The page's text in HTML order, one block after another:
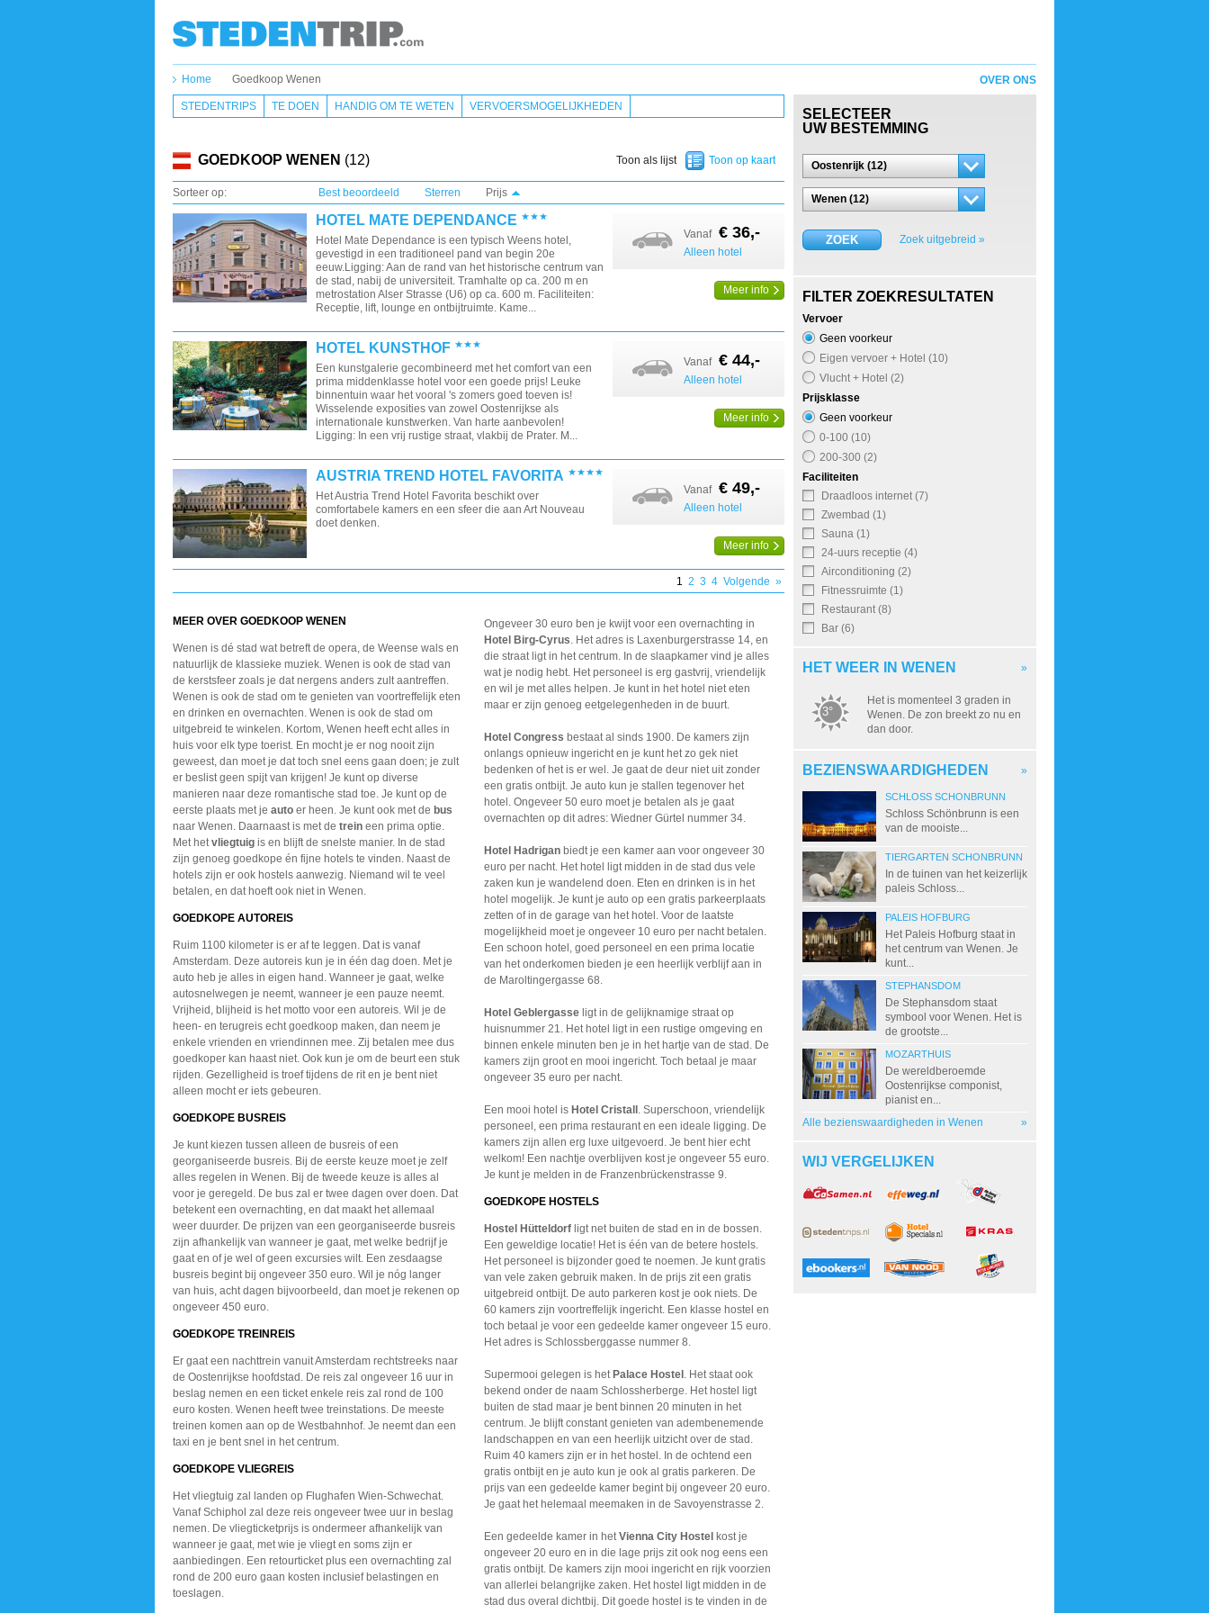
Home Goedkoop Wenen
STEDENTRIPS TE DOEN HANDIG OM TE WETEN VERVOERSMOGELIJKHEDEN
GOEDKOOP WENEN (12)
Sorteer op: Best beoordeeld Sterren Prijs
HOTEL MATE DEPENDANCE
Hotel Mate Dependance is een typisch Weens hotel,
gevestigd in een traditioneel pand van begin 20e
eeuw.Ligging: Aan de rand van het historische centrum van
de stad, nabij de universiteit. Tramhalte op ca. 200 m en
metrostation Alser Strasse (U6) op ca. 600 m. Faciliteiten:
Receptie, lift, lounge en ontbijtruimte. Kame...
Vanaf € 36,-
Alleen hotel
Meer info
HOTEL KUNSTHOF
Een kunstgalerie gecombineerd met het comfort van een
prima middenklasse hotel voor een goede prijs! Leuke
binnentuin waar het vooral 's zomers goed toeven is!
Wisselende exposities van zowel Oostenrijkse als
internationale kunstwerken. Van harte aanbevolen!
Ligging: In een vrij rustige straat, vlakbij de Prater. M...
Vanaf € 44,-
Alleen hotel
Meer info
AUSTRIA TREND HOTEL FAVORITA
Het Austria Trend Hotel Favorita beschikt over
comfortabele kamers en een sfeer die aan Art Nouveau
doet denken.
Vanaf € 49,-
Alleen hotel
Meer info
1 2 3 4 Volgende »
MEER OVER GOEDKOOP WENEN
Wenen is dé stad wat betreft de opera, de Weense wals en
natuurlijk de klassieke muziek. Wenen is ook de stad van
de kerstsfeer zoals je dat nergens anders zult aantreffen.
Wenen is ook de stad om te genieten van voortreffelijk eten
en drinken en overnachten. Wenen is ook de stad om
uitgebreid te winkelen. Kortom, Wenen heeft echt alles in
huis voor elk type toerist. En mocht je er nog nooit zijn
geweest, dan moet je dat toch snel eens gaan doen; je zult
er beslist geen spijt van krijgen! Je kunt op diverse
manieren naar deze romantische stad toe. Je kunt op de
eerste plaats met je auto er heen. Je kunt ook met de bus
naar Wenen. Daarnaast is met de trein een prima optie.
Met hetvliegtuig is en blijft de snelste manier. In de stad
zijn genoeg goedkope én fijne hotels te vinden. Naast de
hotels zijn er ook hostels aanwezig. Niemand wil te veel
betalen, en dat hoeft ook niet in Wenen.
GOEDKOPE AUTOREIS
Ruim 1100 kilometer is er af te leggen. Dat is vanaf
Amsterdam. Deze autoreis kun je in één dag doen. Met je
auto heb je alles in eigen hand. Wanneer je gaat, welke
autosnelwegen je neemt, wanneer je een pauze neemt.
Vrijheid, blijheid is het motto voor een autoreis. Wil je de
heen- en terugreis echt goedkoop maken, dan neem je
enkele vrienden en vriendinnen mee. Zij betalen mee dus
goedkoper kan haast niet. Ook kun je om de beurt een stuk
rijden. Gezelligheid is troef tijdens de rit en je bent niet
alleen mocht er iets gebeuren.
GOEDKOPE BUSREIS
Je kunt kiezen tussen alleen de busreis of een
georganiseerde busreis. Bij de eerste keuze moet je zelf
alles regelen in Wenen. Bij de tweede keuze is alles al
voor je geregeld. De bus zal er twee dagen over doen. Dat
betekent een overnachting, en dat maakt het allemaal
weer duurder. De prijzen van een georganiseerde busreis
zijn afhankelijk van wanneer je gaat, met welke bedrijf je
gaat en of je wel of geen excursies wilt. Een zesdaagse
busreis begint bij ongeveer 350 euro. Wil je nóg langer
van huis, acht dagen bijvoorbeeld, dan moet je rekenen op
ongeveer 450 euro.
GOEDKOPE TREINREIS
Er gaat een nachttrein vanuit Amsterdam rechtstreeks naar
de Oostenrijkse hoofdstad. De reis zal ongeveer 16 uur in
beslag nemen en een ticket enkele reis zal rond de 100
euro kosten. Wenen heeft twee treinstations. De meeste
treinen komen aan op de Westbahnhof. Je neemt dan een
taxi en je bent snel in het centrum.
GOEDKOPE VLIEGREIS
Het vliegtuig zal landen op Flughafen Wien-Schwechat.
Vanaf Schiphol zal deze reis ongeveer twee uur in beslag
nemen. De vliegticketprijs is ondermeer afhankelijk van
wanneer je gaat, met wie je vliegt en soms zijn er
aanbiedingen. Een retourticket plus een overnachting zal
rond de 200 euro gaan kosten inclusief belastingen en
toeslagen.
Ongeveer 30 euro ben je kwijt voor een overnachting in
Hotel Birg-Cyrus. Het adres is Laxenburgerstrasse 14, en
die straat ligt in het centrum. In de slaapkamer vind je alles
wat je nodig hebt. Het personeel is erg gastvrij, vriendelijk
en wil je met alles helpen. Je kunt in het hotel niet eten
maar er zijn genoeg eetgelegenheden in de buurt.
Hotel Congress bestaat al sinds 1900. De kamers zijn
onlangs opnieuw ingericht en je kunt het zo gek niet
bedenken of het is er wel. Je gaat de deur niet uit zonder
een gratis ontbijt. Je auto kun je stallen tegenover het
hotel. Ongeveer 50 euro moet je betalen als je gaat
overnachten op dit adres: Wiedner Gürtel nummer 34.
Hotel Hadrigan biedt je een kamer aan voor ongeveer 30
euro per nacht. Het hotel ligt midden in de stad dus vele
zaken kun je wandelend doen. Eten en drinken is in het
hotel mogelijk. Je kunt je auto op een gratis parkeerplaats
zetten of in de garage van het hotel. Voor de laatste
mogelijkheid moet je ongeveer 10 euro per nacht betalen.
Een schoon hotel, goed personeel en een prima locatie
van het onderkomen bieden je een heerlijk verblijf aan in
de Maroltingergasse 68.
Hotel Geblergasse ligt in de gelijknamige straat op
huisnummer 21. Het hotel ligt in een rustige omgeving en
binnen enkele minuten ben je in het hartje van de stad. De
kamers zijn groot en mooi ingericht. Toch betaal je maar
ongeveer 35 euro per nacht.
Een mooi hotel is Hotel Cristall . Superschoon, vriendelijk
personeel, een prima restaurant en een ideale ligging. De
kamers zijn allen erg luxe uitgevoerd. Je bent hier echt
welkom! Een nachtje overblijven kost je ongeveer 55 euro.
Je kunt je melden in de Franzenbrückenstrasse 9.
GOEDKOPE HOSTELS
Hostel Hütteldorf ligt net buiten de stad en in de bossen.
Een geweldige locatie! Het is één van de betere hostels.
Het personeel is bijzonder goed te noemen. Je kunt gratis
van vele zaken gebruik maken. In de prijs zit een gratis
uitgebreid ontbijt. De auto parkeren kost je ook niets. De
60 kamers zijn voortreffelijk ingericht. Een klasse hostel en
toch betaal je voor een gedeelde kamer ongeveer 15 euro.
Het adres is Schlossberggasse nummer 8.
Supermooi gelegen is het Palace Hostel . Het staat ook
bekend onder de naam Schlossherberge. Het hostel ligt
buiten de stad maar je bent binnen 20 minuten in het
centrum. Je blijft constant genieten van adembenemende
landschappen en van een heerlijk uitzicht over de stad.
Ruim 40 kamers zijn er in het hostel. In de ochtend een
gratis ontbijt en je auto kun je ook al gratis parkeren. De
prijs van een gedeelde kamer begint bij ongeveer 20 euro.
Je gaat het helemaal meemaken in de Savoyenstrasse 2.
Een gedeelde kamer in hetVienna City Hostel kost je
ongeveer 20 euro en in die lage prijs zit ook nog eens een
gratis ontbijt. De kamers zijn mooi ingericht en rijk voorzien
van allerlei belangrijke zaken. Het hostel ligt midden in de
stad dus overal dichtbij. Dit goede hostel is te vinden in de
Toon op kaart
Toon als lijst
OVER ONS
SELECTEER
UW BESTEMMING
Oostenrijk (12)
Wenen (12)
ZOEK Zoek uitgebreid »
FILTER ZOEKRESULTATEN
Vervoer
Geen voorkeur
Eigen vervoer + Hotel (10)
Vlucht + Hotel (2)
Prijsklasse
Geen voorkeur
0-100 (10)
200-300 (2)
Faciliteiten
Draadloos internet (7)
Zwembad (1)
Sauna (1)
24-uurs receptie (4)
Airconditioning (2)
Fitnessruimte (1)
Restaurant (8)
Bar (6)
HET WEER IN WENEN »
3°
Het is momenteel 3 graden in
Wenen. De zon breekt zo nu en
dan door.
BEZIENSWAARDIGHEDEN »
SCHLOSS SCHONBRUNN
Schloss Schönbrunn is een
van de mooiste...
TIERGARTEN SCHONBRUNN
In de tuinen van het keizerlijk
paleis Schloss...
PALEIS HOFBURG
Het Paleis Hofburg staat in
het centrum van Wenen. Je
kunt...
STEPHANSDOM
De Stephansdom staat
symbool voor Wenen. Het is
de grootste...
MOZARTHUIS
De wereldberoemde
Oostenrijkse componist,
pianist en...
Alle bezienswaardigheden in Wenen
»
WIJ VERGELIJKEN